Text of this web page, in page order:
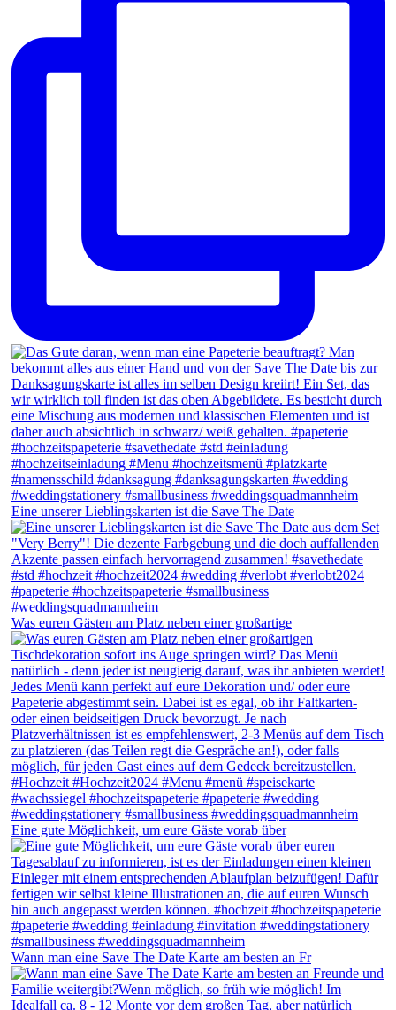
Eine unserer Lieblingskarten ist die Save The Date
Was euren Gästen am Platz neben einer großartige
Eine gute Möglichkeit, um eure Gäste vorab über
Wann man eine Save The Date Karte am besten an Fr